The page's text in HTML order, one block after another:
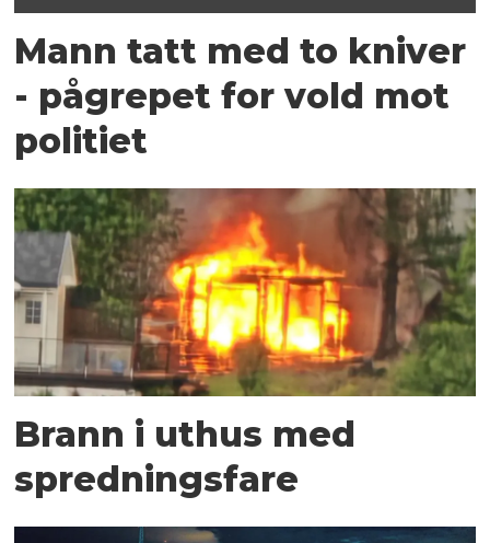
Mann tatt med to kniver
- pågrepet for vold mot
politiet
Brann i uthus med
spredningsfare